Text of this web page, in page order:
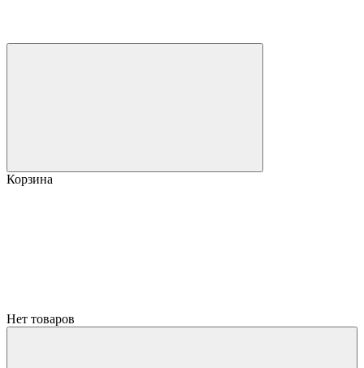
Корзина
Нет товаров